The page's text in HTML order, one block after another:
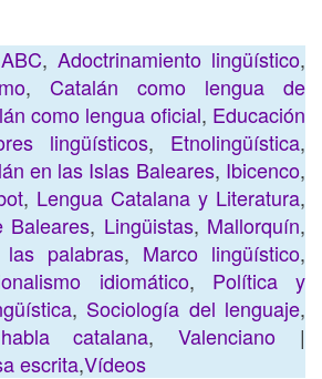
ABC, Adoctrinamiento lingüístico,
, Catalán como lengua de
como lengua oficial, Educación
lingüísticos, Etnolingüística,
en las Islas Baleares, Ibicenco,
, Lengua Catalana y Literatura,
Baleares, Lingüistas, Mallorquín,
palabras, Marco lingüístico,
idiomático, Política y
, Sociología del lenguaje,
catalana,Valenciano |
escrita,Vídeos